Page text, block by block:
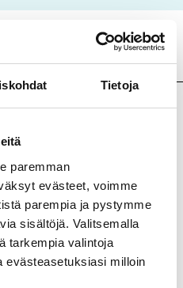
Tietoja
paremman
evästeet, voimme
parempia ja pystymme
sisältöjä. Valitsemalla
tarkempia valintoja
evästeasetuksiasi milloin